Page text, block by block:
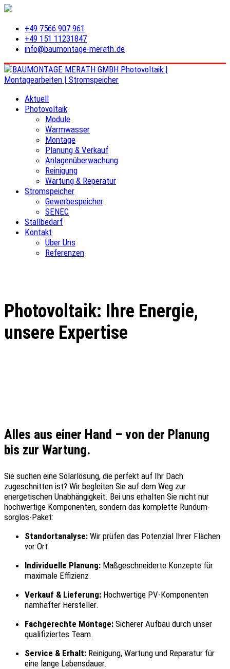
+49 7566 907 961
+49 151 11231847
info@baumontage-merath.de
Aktuell
Photovoltaik
Module
Warmwasser
Montage
Planung & Verkauf
Anlagenüberwachung
Reinigung
Wartung & Reperatur
Stromspeicher
Gewerbespeicher
SENEC
Stallbedarf
Kontakt
Über Uns
Referenzen
Photovoltaik: Ihre Energie,
unsere Expertise
Alles aus einer Hand – von der Planung
bis zur Wartung.
Sie suchen eine Solarlösung, die perfekt auf Ihr Dach
zugeschnitten ist? Wir begleiten Sie auf dem Weg zur
energetischen Unabhängigkeit. Bei uns erhalten Sie nicht nur
hochwertige Komponenten, sondern das komplette Rundum-
sorglos-Paket:
Standortanalyse: Wir prüfen das Potenzial Ihrer Flächen
vor Ort.
Individuelle Planung: Maßgeschneiderte Konzepte für
maximale Effizienz.
Verkauf & Lieferung: Hochwertige PV-Komponenten
namhafter Hersteller.
Fachgerechte Montage: Sicherer Aufbau durch unser
qualifiziertes Team.
Service & Erhalt: Reinigung, Wartung und Reparatur für
eine lange Lebensdauer.